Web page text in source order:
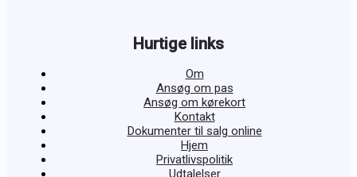
Hurtige links
Om
Ansøg om pas
Ansøg om kørekort
Kontakt
Dokumenter til salg online
Hjem
Privatlivspolitik
Udtalelser